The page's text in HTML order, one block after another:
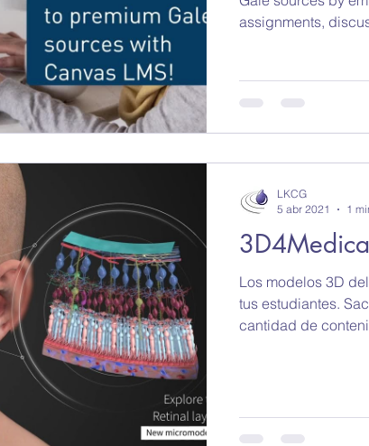
assignments,
Los modelos 3D
tus estudiantes.
cantidad de
LKCG
5 abr 2021
1